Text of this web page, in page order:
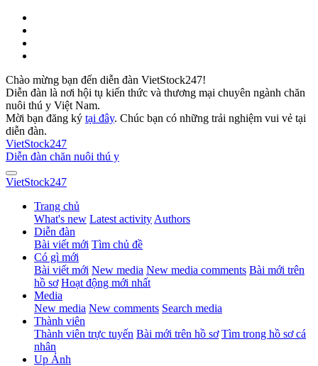
Chào mừng bạn đến diễn đàn VietStock247!
Diễn đàn là nơi hội tụ kiến thức và thương mại chuyên ngành chăn
nuôi thú y Việt Nam.
Mời bạn đăng ký tại đây. Chúc bạn có những trải nghiệm vui vẻ tại
diễn đàn.
VietStock247
Diễn đàn chăn nuôi thú y
VietStock247
Trang chủ
What's new Latest activity Authors
Diễn đàn
Bài viết mới Tìm chủ đề
Có gì mới
Bài viết mới New media New media comments Bài mới trên
hồ sơ Hoạt động mới nhất
Media
New media New comments Search media
Thành viên
Thành viên trực tuyến Bài mới trên hồ sơ Tìm trong hồ sơ cá
nhân
Up Ảnh